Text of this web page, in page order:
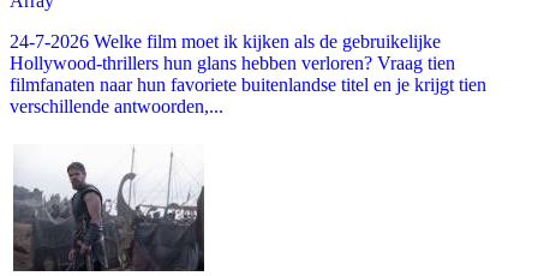
24-7-2026 Welke film moet ik kijken als de gebruikelijke
Hollywood-thrillers hun glans hebben verloren? Vraag tien
filmfanaten naar hun favoriete buitenlandse titel en je krijgt tien
verschillende antwoorden,...